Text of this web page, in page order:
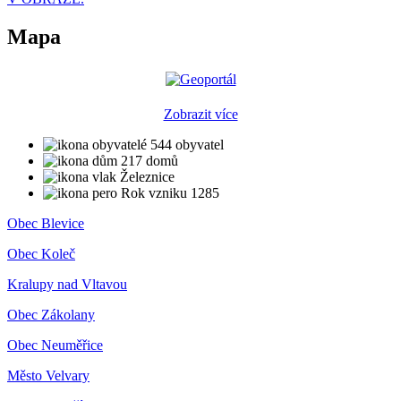
Mapa
Zobrazit více
544 obyvatel
217 domů
Železnice
Rok vzniku 1285
Obec Blevice
Obec Koleč
Kralupy nad Vltavou
Obec Zákolany
Obec Neuměřice
Město Velvary